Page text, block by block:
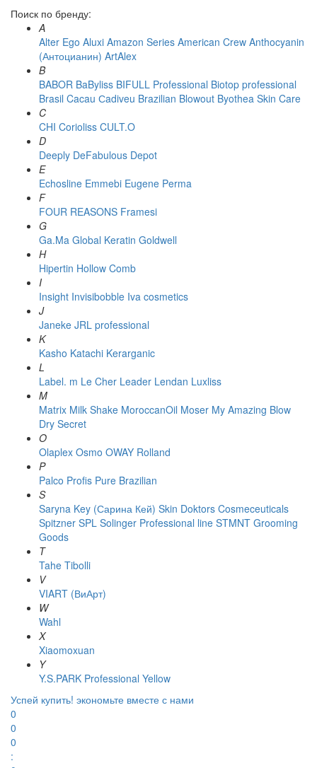
Поиск по бренду:
A
Alter Ego Aluxi Amazon Series American Crew Anthocyanin
(Антоцианин) ArtAlex
B
BABOR BaByliss BIFULL Professional Biotop professional
Brasil Cacau Сadiveu Brazilian Blowout Byothea Skin Care
C
CHI Corioliss CULT.O
D
Deeply DeFabulous Depot
E
Echosline Emmebi Eugene Perma
F
FOUR REASONS Framesi
G
Ga.Ma Global Keratin Goldwell
H
Hipertin Hollow Comb
I
Insight Invisibobble Iva cosmetics
J
Janeke JRL professional
K
Kasho Katachi Kerarganic
L
Label. m Le Cher Leader Lendan Luxliss
M
Matrix Milk Shake MoroccanOil Moser My Amazing Blow
Dry Secret
O
Olaplex Osmo OWAY Rolland
P
Palco Profis Pure Brazilian
S
Saryna Key (Сарина Кей) Skin Doktors Cosmeceuticals
Spitzner SPL Solinger Professional line STMNT Grooming
Goods
T
Tahe Tibolli
V
VIART (ВиАрт)
W
Wahl
X
Xiaomoxuan
Y
Y.S.PARK Professional Yellow
Успей купить! экономьте вместе с нами
0
0
0
: